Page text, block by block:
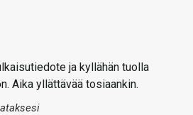
ja kyllähän tuolla
Aika yllättävää tosiaankin.